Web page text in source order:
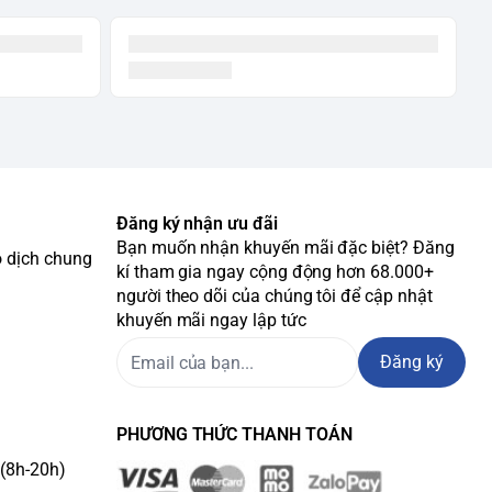
dịch chung
20h)
Đăng ký nhận ưu đãi
Bạn muốn nhận khuyến mãi đặc biệt? Đăng
kí tham gia ngay cộng động hơn 68.000+
người theo dõi của chúng tôi để cập nhật
khuyến mãi ngay lập tức
Đăng ký
PHƯƠNG THỨC THANH TOÁN